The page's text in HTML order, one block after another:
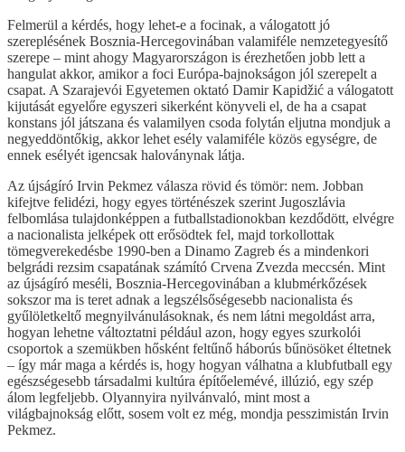
Felmerül a kérdés, hogy lehet-e a focinak, a válogatott jó
szereplésének Bosznia-Hercegovinában valamiféle nemzetegyesítő
szerepe – mint ahogy Magyarországon is érezhetően jobb lett a
hangulat akkor, amikor a foci Európa-bajnokságon jól szerepelt a
csapat. A Szarajevói Egyetemen oktató Damir Kapidžić a válogatott
kijutását egyelőre egyszeri sikerként könyveli el, de ha a csapat
konstans jól játszana és valamilyen csoda folytán eljutna mondjuk a
negyeddöntőkig, akkor lehet esély valamiféle közös egységre, de
ennek esélyét igencsak haloványnak látja.
Az újságíró Irvin Pekmez válasza rövid és tömör: nem. Jobban
kifejtve felidézi, hogy egyes történészek szerint Jugoszlávia
felbomlása tulajdonképpen a futballstadionokban kezdődött, elvégre
a nacionalista jelképek ott erősödtek fel, majd torkollottak
tömegverekedésbe 1990-ben a Dinamo Zagreb és a mindenkori
belgrádi rezsim csapatának számító Crvena Zvezda meccsén. Mint
az újságíró meséli, Bosznia-Hercegovinában a klubmérkőzések
sokszor ma is teret adnak a legszélsőségesebb nacionalista és
gyűlöletkeltő megnyilvánulásoknak, és nem látni megoldást arra,
hogyan lehetne változtatni például azon, hogy egyes szurkolói
csoportok a szemükben hősként feltűnő háborús bűnösöket éltetnek
– így már maga a kérdés is, hogy hogyan válhatna a klubfutball egy
egészségesebb társadalmi kultúra építőelemévé, illúzió, egy szép
álom legfeljebb. Olyannyira nyilvánvaló, mint most a
világbajnokság előtt, sosem volt ez még, mondja pesszimistán Irvin
Pekmez.